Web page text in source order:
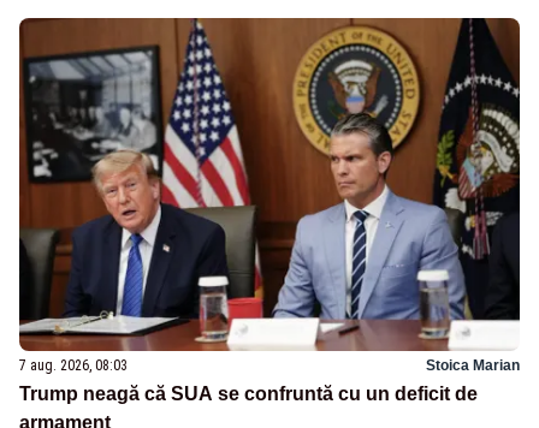
7 aug. 2026, 08:03 Stoica Marian
Trump neagă că SUA se confruntă cu un deficit de
armament